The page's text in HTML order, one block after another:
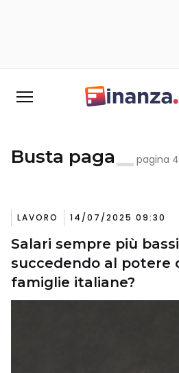
Busta paga pagina 4
LAVORO 14/07/2025 09:30
Salari sempre più
succedendo al potere
famiglie italiane?